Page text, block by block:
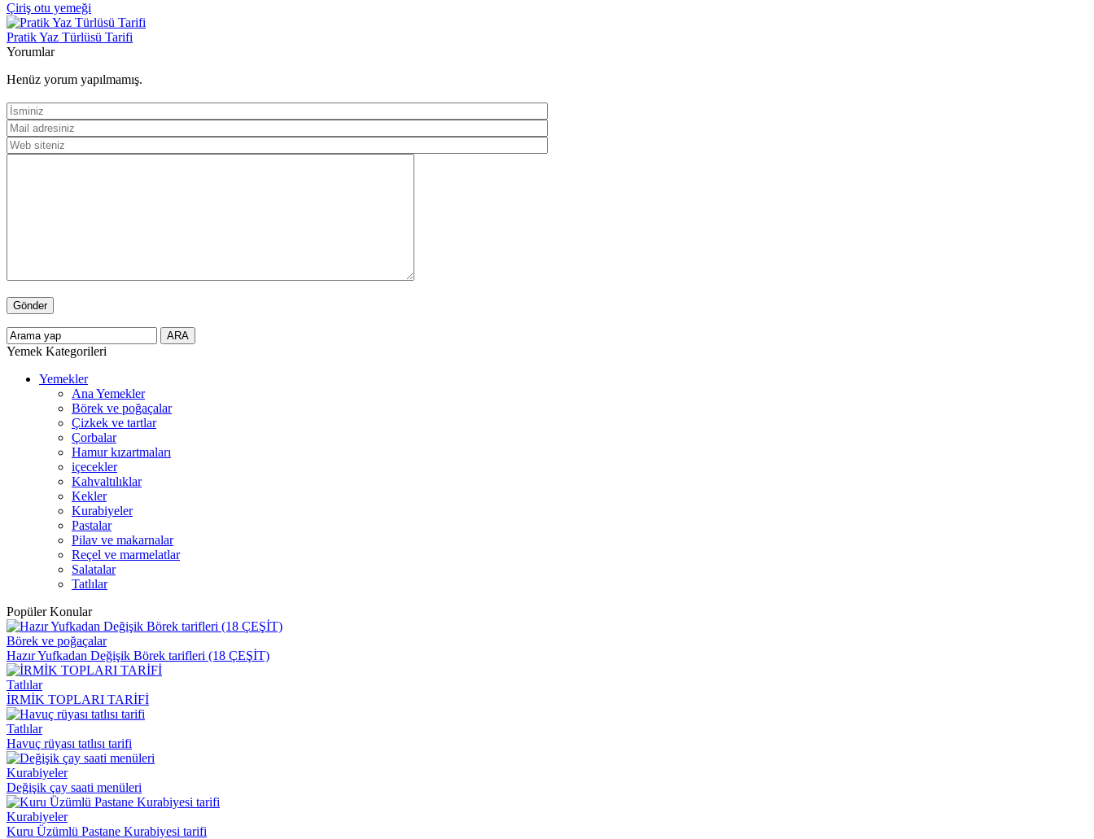
Çiriş otu yemeği
Pratik Yaz Türlüsü Tarifi
Yorumlar
Henüz yorum yapılmamış.
Yemek Kategorileri
Yemekler
Ana Yemekler
Börek ve poğaçalar
Çizkek ve tartlar
Çorbalar
Hamur kızartmaları
içecekler
Kahvaltılıklar
Kekler
Kurabiyeler
Pastalar
Pilav ve makarnalar
Reçel ve marmelatlar
Salatalar
Tatlılar
Popüler Konular
Börek ve poğaçalar
Hazır Yufkadan Değişik Börek tarifleri (18 ÇEŞİT)
Tatlılar
İRMİK TOPLARI TARİFİ
Tatlılar
Havuç rüyası tatlısı tarifi
Kurabiyeler
Değişik çay saati menüleri
Kurabiyeler
Kuru Üzümlü Pastane Kurabiyesi tarifi